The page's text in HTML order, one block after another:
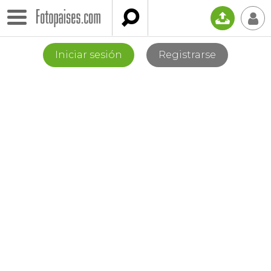
 📤 👤
Iniciar sesión Registrarse